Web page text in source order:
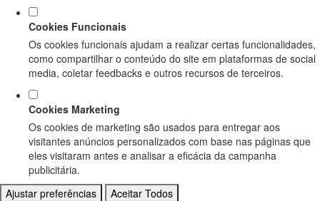
Cookies Funcionais
Os cookies funcionais ajudam a realizar certas funcionalidades,
como compartilhar o conteúdo do site em plataformas de social
media, coletar feedbacks e outros recursos de terceiros.
Cookies Marketing
Os cookies de marketing são usados para entregar aos
visitantes anúncios personalizados com base nas páginas que
eles visitaram antes e analisar a eficácia da campanha
publicitária.
Ajustar preferências
Aceitar Todos